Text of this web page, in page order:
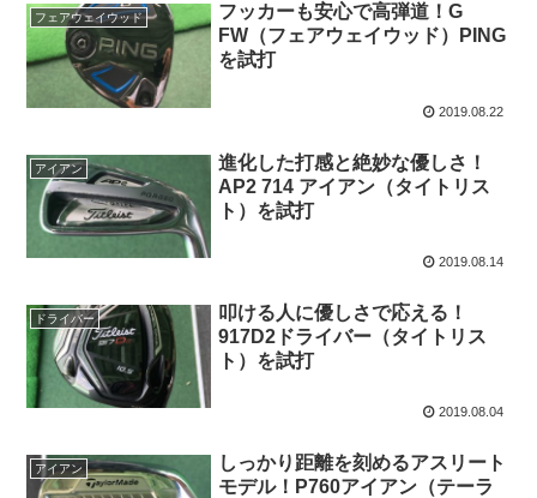
フェアウェイウッド
フッカーも安心で高弾道！G
FW（フェアウェイウッド）PING
を試打
2019.08.22
アイアン
進化した打感と絶妙な優しさ！
AP2 714 アイアン（タイトリス
ト）を試打
2019.08.14
ドライバー
叩ける人に優しさで応える！
917D2ドライバー（タイトリス
ト）を試打
2019.08.04
アイアン
しっかり距離を刻めるアスリート
モデル！P760アイアン（テーラ